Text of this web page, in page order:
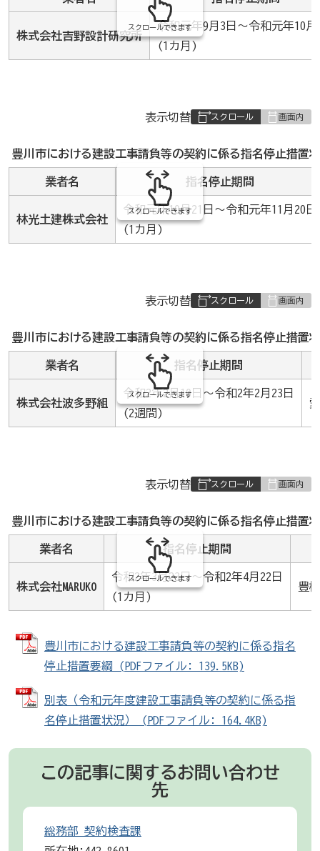
株式会社吉野設計研究所
令和元年9月3日～令和元年10月
(1カ月)
スクロールできます
表
み
の
表示切替
豊川市における建設工事請負等の契約に係る指名停止措置
業者名 指名停止期間
林光土建株式会社
令和元年10月21日～令和元年11月20日
(1カ月)
スクロールできます
表
み
の
表示切替
豊川市における建設工事請負等の契約に係る指名停止措置
業者名 指名停止期間
株式会社波多野組
令和2年2月10日～令和2年2月23日
(2週間)
スクロールできます
表
み
の
表示切替
豊川市における建設工事請負等の契約に係る指名停止措置
業者名 指名停止期間
株式会社MARUKO
令和2年3月23日～令和2年4月22日
(1カ月)
豊
スクロールできます
豊川市における建設工事請負等の契約に係る指名
停止措置要綱 (PDFファイル: 139.5KB)
別表（令和元年度建設工事請負等の契約に係る指
名停止措置状況） (PDFファイル: 164.4KB)
この記事に関するお問い合わせ
先
総務部 契約検査課